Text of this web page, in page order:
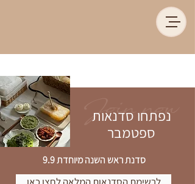
Join now
נפתחו סדנאות
ספטמבר
סדנת ראש השנה מיוחדת 9.9